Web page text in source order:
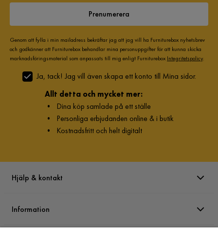
Prenumerera
Genom att fylla i min mailadress bekräftar jag att jag vill ha Furniturebox nyhetsbrev
och godkänner att Furniturebox behandlar mina personuppgifter för att kunna skicka
marknadsföringsmaterial som anpassats till mig enligt Furniturebox Integritetspolicy.
Ja, tack! Jag vill även skapa ett konto till Mina sidor.
Allt detta och mycket mer:
• Dina köp samlade på ett ställe
• Personliga erbjudanden online & i butik
• Kostnadsfritt och helt digitalt
Hjälp & kontakt
Information